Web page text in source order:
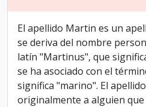
El apellido Martin es un
se deriva del nombre
latín "Martinus", que
se ha asociado con el
significa "marino". El
originalmente a alguien que